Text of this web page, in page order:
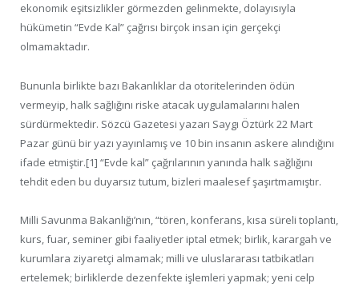
ekonomik eşitsizlikler görmezden gelinmekte, dolayısıyla
hükümetin “Evde Kal” çağrısı birçok insan için gerçekçi
olmamaktadır.
Bununla birlikte bazı Bakanlıklar da otoritelerinden ödün
vermeyip, halk sağlığını riske atacak uygulamalarını halen
sürdürmektedir. Sözcü Gazetesi yazarı Saygı Öztürk 22 Mart
Pazar günü bir yazı yayınlamış ve 10 bin insanın askere alındığını
ifade etmiştir.[1] “Evde kal” çağrılarının yanında halk sağlığını
tehdit eden bu duyarsız tutum, bizleri maalesef şaşırtmamıştır.
Milli Savunma Bakanlığı’nın, “tören, konferans, kısa süreli toplantı,
kurs, fuar, seminer gibi faaliyetler iptal etmek; birlik, karargah ve
kurumlara ziyaretçi almamak; milli ve uluslararası tatbikatları
ertelemek; birliklerde dezenfekte işlemleri yapmak; yeni celp